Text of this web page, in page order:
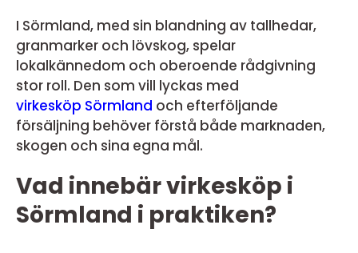
I Sörmland, med sin blandning av tallhedar,
granmarker och lövskog, spelar
lokalkännedom och oberoende rådgivning
stor roll. Den som vill lyckas med
virkesköp Sörmland och efterföljande
försäljning behöver förstå både marknaden,
skogen och sina egna mål.
Vad innebär virkesköp i
Sörmland i praktiken?